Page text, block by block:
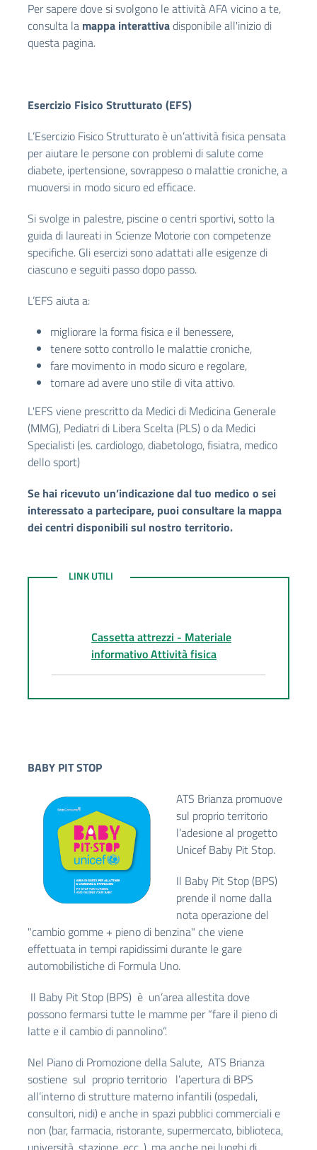
Per sapere dove si svolgono le attività AFA vicino a te,
consulta la mappa interattivadisponibile all'inizio di
questa pagina.
Esercizio Fisico Strutturato (EFS)
L’Esercizio Fisico Strutturato è un’attività fisica pensata
per aiutare le persone con problemi di salute come
diabete, ipertensione, sovrappeso o malattie croniche, a
muoversi in modo sicuro ed efficace.
Si svolge in palestre, piscine o centri sportivi, sotto la
guida di laureati in Scienze Motorie con competenze
specifiche. Gli esercizi sono adattati alle esigenze di
ciascuno e seguiti passo dopo passo.
L’EFS aiuta a:
migliorare la forma fisica e il benessere,
tenere sotto controllo le malattie croniche,
fare movimento in modo sicuro e regolare,
tornare ad avere uno stile di vita attivo.
L'EFS viene prescritto da Medici di Medicina Generale
(MMG), Pediatri di Libera Scelta (PLS) o da Medici
Specialisti (es. cardiologo, diabetologo, fisiatra, medico
dello sport)
Se hai ricevuto un’indicazione dal tuo medico o sei
interessato a partecipare, puoi consultare la mappa
dei centri disponibili sul nostro territorio.
LINK UTILI
LINK UTILI
Cassetta attrezzi - Materiale
informativo Attività fisica
BABY PIT STOP
ATS Brianza promuove
sul proprio territorio
l’adesione al progetto
Unicef Baby Pit Stop.
Il Baby Pit Stop (BPS)
prende il nome dalla
nota operazione del
"cambio gomme + pieno di benzina" che viene
effettuata in tempi rapidissimi durante le gare
automobilistiche di Formula Uno.
Il Baby Pit Stop (BPS) è un’area allestita dove
possono fermarsi tutte le mamme per “fare il pieno di
latte e il cambio di pannolino”.
Nel Piano di Promozione della Salute, ATS Brianza
sostiene sul proprio territorio l’apertura di BPS
all’interno di strutture materno infantili (ospedali,
consultori, nidi) e anche in spazi pubblici commerciali e
non (bar, farmacia, ristorante, supermercato, biblioteca,